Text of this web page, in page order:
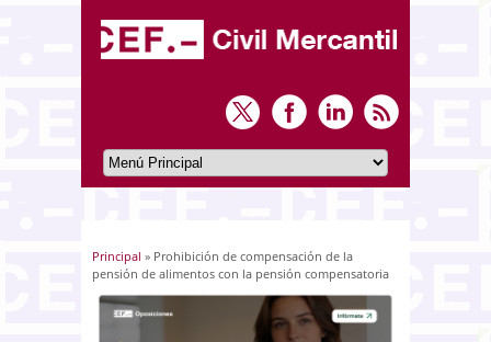
Usted está aquí
Principal » Prohibición de compensación de la
pensión de alimentos con la pensión compensatoria